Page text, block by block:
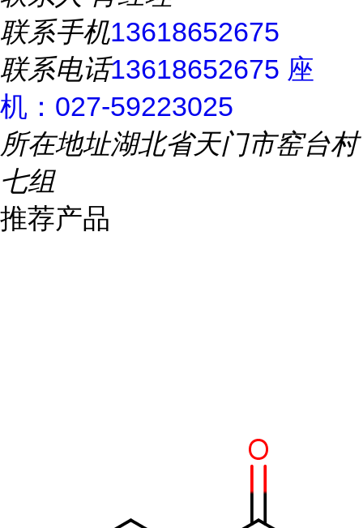
联系手机13618652675
联系电话13618652675 座
机：027-59223025
所在地址湖北省天门市窑台村
七组
推荐产品